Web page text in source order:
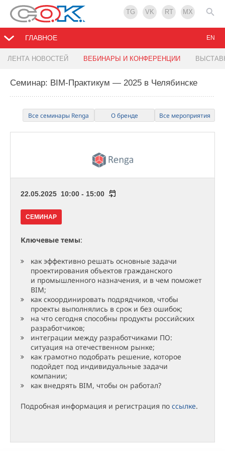
TG VK RT MX
ГЛАВНОЕ
ЛЕНТА НОВОСТЕЙ ВЕБИНАРЫ И КОНФЕРЕНЦИИ
EN
Семинар: BIM-Практикум — 2025 в Челябинске
Все семинары Renga О бренде Все мероприятия
22.05.2025 10:00 - 15:00
СЕМИНАР
Ключевые темы:
как эффективно решать основные задачи
проектирования объектов гражданского
и промышленного назначения, и в чем поможет
BIM;
как скоординировать подрядчиков, чтобы
проекты выполнялись в срок и без ошибок;
на что сегодня способны продукты российских
разработчиков;
интеграции между разработчиками ПО:
ситуация на отечественном рынке;
как грамотно подобрать решение, которое
подойдет под индивидуальные задачи
компании;
как внедрять BIM, чтобы он работал?
Подробная информация и регистрация по ссылке.